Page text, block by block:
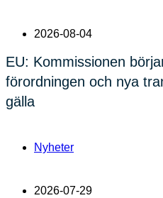
2026-08-04
EU: Kommissionen
förordningen och nya
gälla
Nyheter
2026-07-29